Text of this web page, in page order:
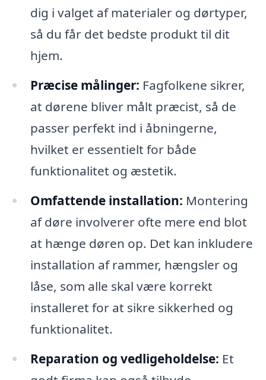
dig i valget af materialer og dørtyper,
så du får det bedste produkt til dit
hjem.
Præcise målinger: Fagfolkene sikrer,
at dørene bliver målt præcist, så de
passer perfekt ind i åbningerne,
hvilket er essentielt for både
funktionalitet og æstetik.
Omfattende installation: Montering
af døre involverer ofte mere end blot
at hænge døren op. Det kan inkludere
installation af rammer, hængsler og
låse, som alle skal være korrekt
installeret for at sikre sikkerhed og
funktionalitet.
Reparation og vedligeholdelse: Et